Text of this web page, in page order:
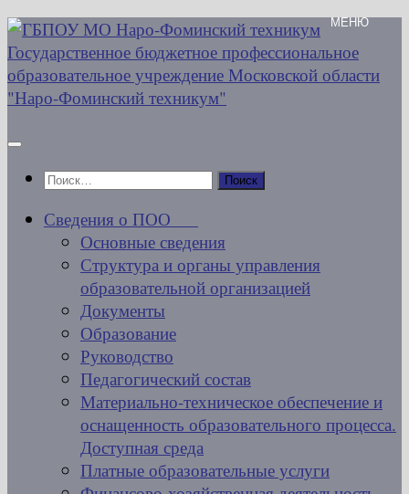
Перейти
к
содержимому
Найти:
Сведения о ПОО
Основные сведения
Структура и органы управления
образовательной организацией
Документы
Образование
Руководство
Педагогический состав
Материально-техническое обеспечение и
оснащенность образовательного процесса.
Доступная среда
Платные образовательные услуги